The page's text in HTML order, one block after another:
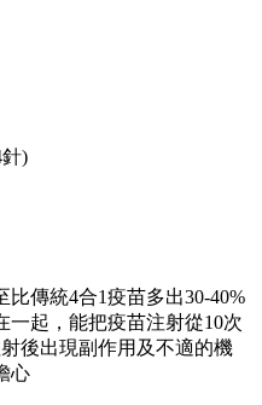
)
傳統4合1疫苗多出30-40%
一起，能把疫苗注射從10次
後出現副作用及不適的機
心